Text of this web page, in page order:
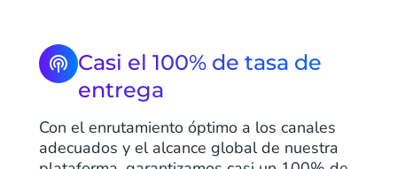
Casi el 100% de tasa de
entrega
Con el enrutamiento óptimo a los canales
adecuados y el alcance global de nuestra